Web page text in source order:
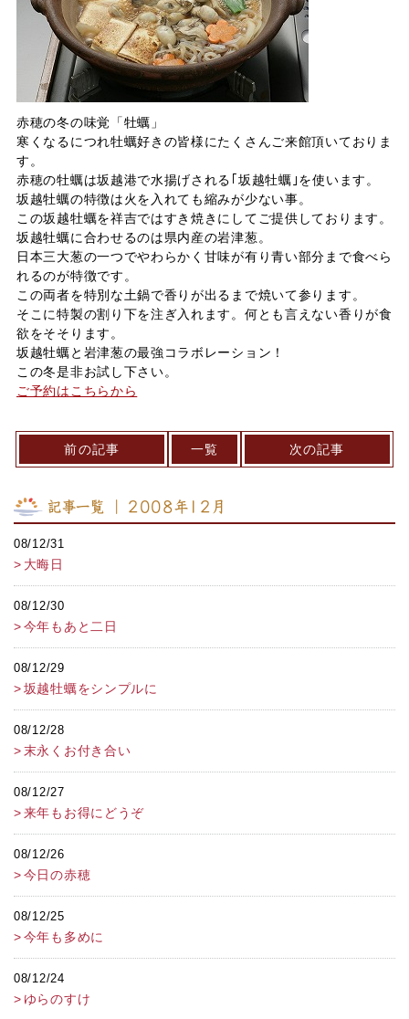
赤穂の冬の味覚「牡蠣」
寒くなるにつれ牡蠣好きの皆様にたくさんご来館頂いておりま
す。
赤穂の牡蠣は坂越港で水揚げされる｢坂越牡蠣｣を使います。
坂越牡蠣の特徴は火を入れても縮みが少ない事。
この坂越牡蠣を祥吉ではすき焼きにしてご提供しております。
坂越牡蠣に合わせるのは県内産の岩津葱。
日本三大葱の一つでやわらかく甘味が有り青い部分まで食べら
れるのが特徴です。
この両者を特別な土鍋で香りが出るまで焼いて参ります。
そこに特製の割り下を注ぎ入れます。何とも言えない香りが食
欲をそそります。
坂越牡蠣と岩津葱の最強コラボレーション！
この冬是非お試し下さい。
ご予約はこちらから
前の記事 一覧 次の記事
記事一覧 ｜ 2008年12月
08/12/31
大晦日
08/12/30
今年もあと二日
08/12/29
坂越牡蠣をシンプルに
08/12/28
末永くお付き合い
08/12/27
来年もお得にどうぞ
08/12/26
今日の赤穂
08/12/25
今年も多めに
08/12/24
ゆらのすけ